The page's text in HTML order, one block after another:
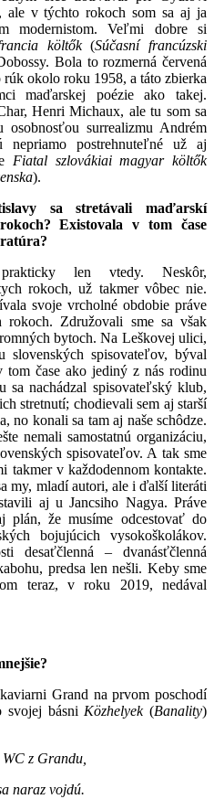
ale v týchto rokoch som sa aj ja
modernistom. Veľmi dobre si
költők(Súčasní francúzski
Bola to rozmerná červená
okolo roku 1958, a táto zbierka
maďarskej poézie ako takej.
Henri Michaux, ale tu som sa
osobnosťou surrealizmu Andrém
postrehnuteľné už aj
Fiatal szlovákiai magyar költők
).
sa stretávali maďarskí
Existovala v tom čase
len vtedy. Neskôr,
rokoch, už takmer vôbec nie.
svoje vrcholné obdobie práve
rokoch. Združovali sme sa však
bytoch. Na Leškovej ulici,
slovenských spisovateľov, býval
tom čase ako jediný z nás rodinu
sa nachádzal spisovateľský klub,
stretnutí; chodievali sem aj starší
no konali sa tam aj naše schôdze.
nemali samostatnú organizáciu,
spisovateľov. A tak sme
takmer v každodennom kontakte.
my, mladí autori, ale i ďalší literáti
aj u Jancsiho Nagya. Práve
že musíme odcestovať do
bojujúcich vysokoškolákov.
desaťčlenná – dvanásťčlenná
predsa len nešli. Keby sme
teraz, v roku 2019, nedával
Grand na prvom poschodí
svojej básni Közhelyek(Banality)
z Grandu,
naraz vojdú.